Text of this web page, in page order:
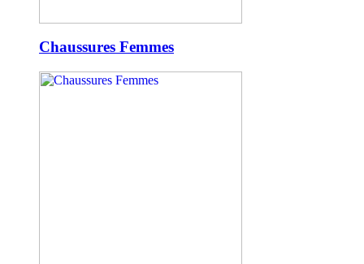
Chaussures Femmes